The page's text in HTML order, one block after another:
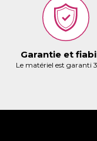
Garantie et
Le matériel est garanti
Connexion
You need to be